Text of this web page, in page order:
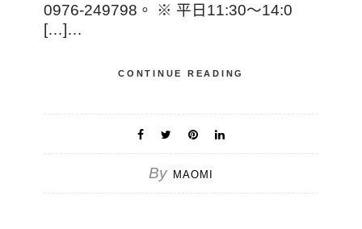
0976-249798。 ※ 平日11:30～14:0
[…]…
CONTINUE READING
By MAOMI